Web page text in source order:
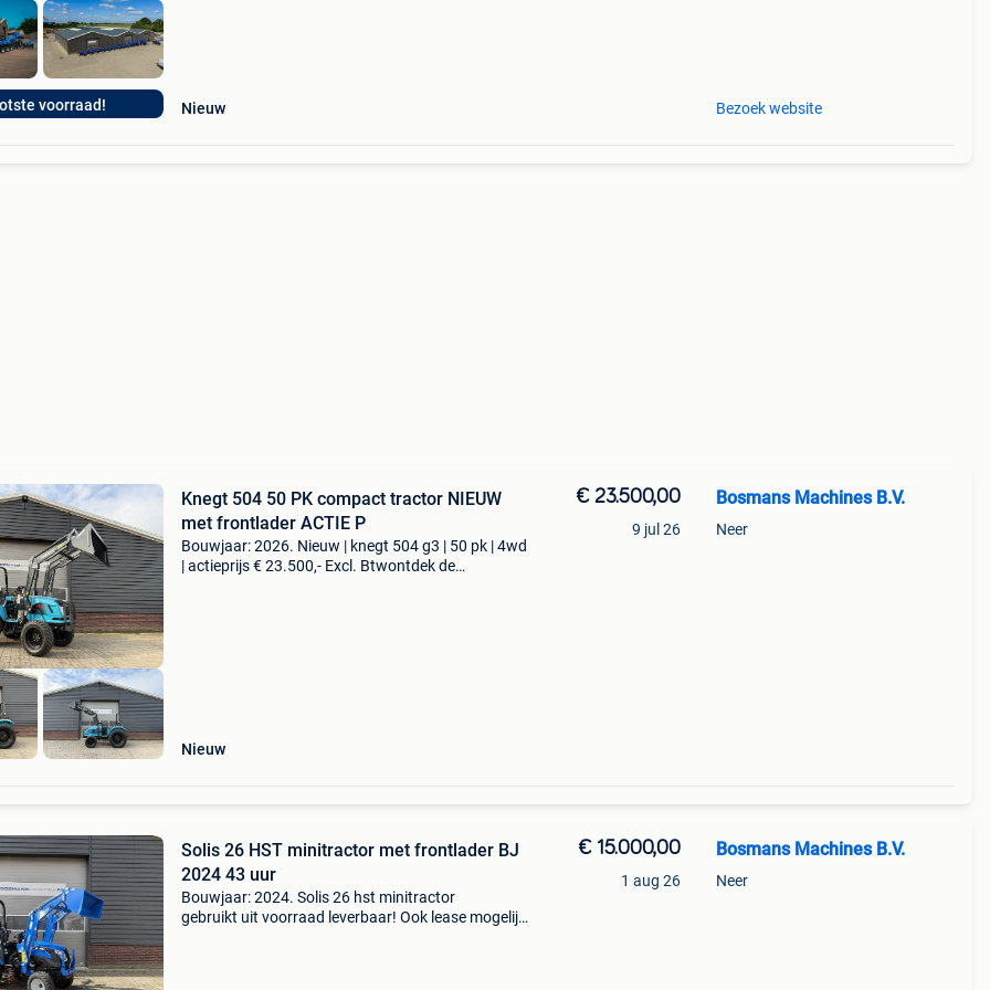
voorraad! Nieuw Bezoek website
Knegt 504 50 PK compact tractor NIEUW
met frontlader ACTIE P
Bouwjaar: 2026. Nieuw | knegt 504 g3 | 50 pk | 4wd
| actieprijs € 23.500,- Excl. Btwontdek de
Nieuw
€ 23.500,00
9 jul 26
Bosmans Machines B.V.
Neer
Solis 26 HST minitractor met frontlader BJ
2024 43 uur
Bouwjaar: 2024. Solis 26 hst minitractor
gebruikt uit voorraad leverbaar! Ook lease mogelijk
€ 15.000,00
1 aug 26
Bosmans Machines B.V.
Neer